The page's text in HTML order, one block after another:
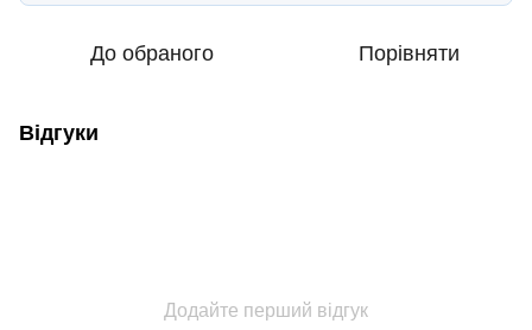
До обраного Порівняти
Відгуки
Додайте перший відгук